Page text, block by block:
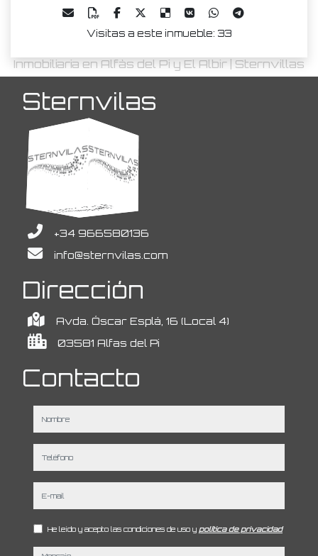
Visitas a este inmueble: 33
Inmobiliaria en Alfàs del Pi y El Albir | Sternvillas
Sternvilas
+34 966580136
info@sternvilas.com
Dirección
Avda. Óscar Esplá, 16 (Local 4)
03581 Alfas del Pi
Contacto
He leído y acepto las condiciones de uso y política de privacidad